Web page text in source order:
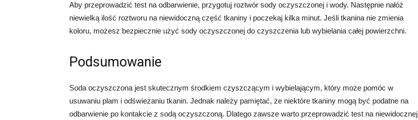
Aby przeprowadzić test na odbarwienie, przygotuj roztwór sody oczyszczonej i wody. Następnie nałóż
niewielką ilość roztworu na niewidoczną część tkaniny i poczekaj kilka minut. Jeśli tkanina nie zmienia
koloru, możesz bezpiecznie użyć sody oczyszczonej do czyszczenia lub wybielania całej powierzchni.
Podsumowanie
Soda oczyszczona jest skutecznym środkiem czyszczącym i wybielającym, który może pomóc w
usuwaniu plam i odświeżaniu tkanin. Jednak należy pamiętać, że niektóre tkaniny mogą być podatne na
odbarwienie po kontakcie z sodą oczyszczoną. Dlatego zawsze warto przeprowadzić test na niewidocznej